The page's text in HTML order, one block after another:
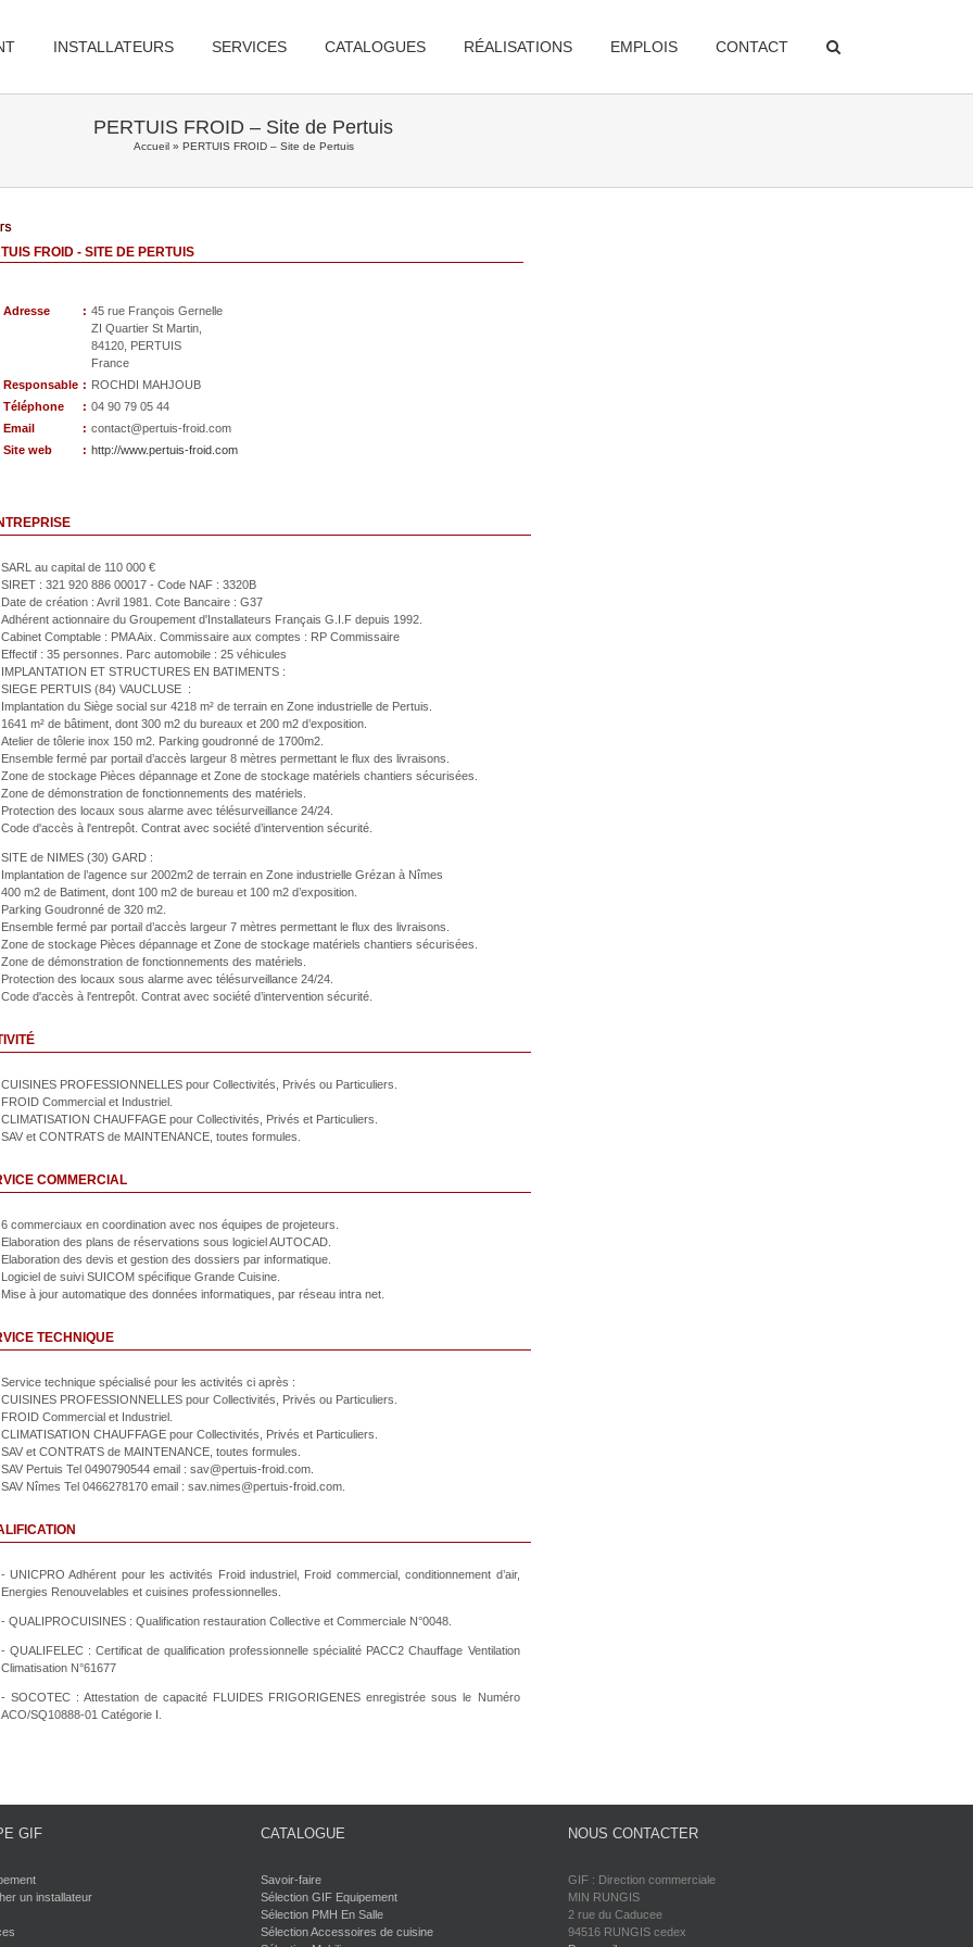
INSTALLATEURS SERVICES CATALOGUES RÉALISATIONS EMPLOIS CONTACT
PERTUIS FROID – Site de Pertuis
Accueil» PERTUIS FROID – Site de Pertuis
FROID - SITE DE PERTUIS
Adresse : 45 rue François Gernelle
ZI Quartier St Martin,
84120, PERTUIS
France
Responsable : ROCHDI MAHJOUB
Téléphone
: 04 90 79 05 44
Email
: contact@pertuis-froid.com
Site web
: http://www.pertuis-froid.com
SARL au capital de 110 000 €
SIRET : 321 920 886 00017 - Code NAF : 3320B
Date de création : Avril 1981. Cote Bancaire : G37
Adhérent actionnaire du Groupement d'Installateurs Français G.I.F depuis 1992.
Cabinet Comptable : PMA Aix. Commissaire aux comptes : RP Commissaire
Effectif : 35 personnes. Parc automobile : 25 véhicules
IMPLANTATION ET STRUCTURES EN BATIMENTS :
SIEGE PERTUIS (84) VAUCLUSE :
Implantation du Siège social sur 4218 m² de terrain en Zone industrielle de Pertuis.
1641 m² de bâtiment, dont 300 m2 du bureaux et 200 m2 d’exposition.
Atelier de tôlerie inox 150 m2. Parking goudronné de 1700m2.
Ensemble fermé par portail d’accès largeur 8 mètres permettant le flux des livraisons.
Zone de stockage Pièces dépannage et Zone de stockage matériels chantiers sécurisées.
Zone de démonstration de fonctionnements des matériels.
Protection des locaux sous alarme avec télésurveillance 24/24.
Code d'accès à l'entrepôt. Contrat avec société d’intervention sécurité.
SITE de NIMES (30) GARD :
Implantation de l’agence sur 2002m2 de terrain en Zone industrielle Grézan à Nîmes
400 m2 de Batiment, dont 100 m2 de bureau et 100 m2 d’exposition.
Parking Goudronné de 320 m2.
Ensemble fermé par portail d’accès largeur 7 mètres permettant le flux des livraisons.
Zone de stockage Pièces dépannage et Zone de stockage matériels chantiers sécurisées.
Zone de démonstration de fonctionnements des matériels.
Protection des locaux sous alarme avec télésurveillance 24/24.
Code d'accès à l'entrepôt. Contrat avec société d’intervention sécurité.
CUISINES PROFESSIONNELLES pour Collectivités, Privés ou Particuliers.
FROID Commercial et Industriel.
CLIMATISATION CHAUFFAGE pour Collectivités, Privés et Particuliers.
SAV et CONTRATS de MAINTENANCE, toutes formules.
COMMERCIAL
6 commerciaux en coordination avec nos équipes de projeteurs.
Elaboration des plans de réservations sous logiciel AUTOCAD.
Elaboration des devis et gestion des dossiers par informatique.
Logiciel de suivi SUICOM spécifique Grande Cuisine.
Mise à jour automatique des données informatiques, par réseau intra net.
TECHNIQUE
Service technique spécialisé pour les activités ci après :
CUISINES PROFESSIONNELLES pour Collectivités, Privés ou Particuliers.
FROID Commercial et Industriel.
CLIMATISATION CHAUFFAGE pour Collectivités, Privés et Particuliers.
SAV et CONTRATS de MAINTENANCE, toutes formules.
SAV Pertuis Tel 0490790544 email : sav@pertuis-froid.com.
SAV Nîmes Tel 0466278170 email : sav.nimes@pertuis-froid.com.
- UNICPRO Adhérent pour les activités Froid industriel, Froid commercial, conditionnement d’air,
Energies Renouvelables et cuisines professionnelles.
- QUALIPROCUISINES : Qualification restauration Collective et Commerciale N°0048.
- QUALIFELEC : Certificat de qualification professionnelle spécialité PACC2 Chauffage Ventilation
Climatisation N°61677
- SOCOTEC : Attestation de capacité FLUIDES FRIGORIGENES enregistrée sous le Numéro
ACO/SQ10888-01 Catégorie I.
GIF
un installateur
CATALOGUE
Savoir-faire
Sélection GIF Equipement
Sélection PMH En Salle
Sélection Accessoires de cuisine
NOUS CONTACTER
GIF : Direction commerciale
MIN RUNGIS
2 rue du Caducee
94516 RUNGIS cedex